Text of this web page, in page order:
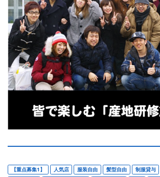
【重点募集1】 人気店 服装自由 髪型自由 制服貸与